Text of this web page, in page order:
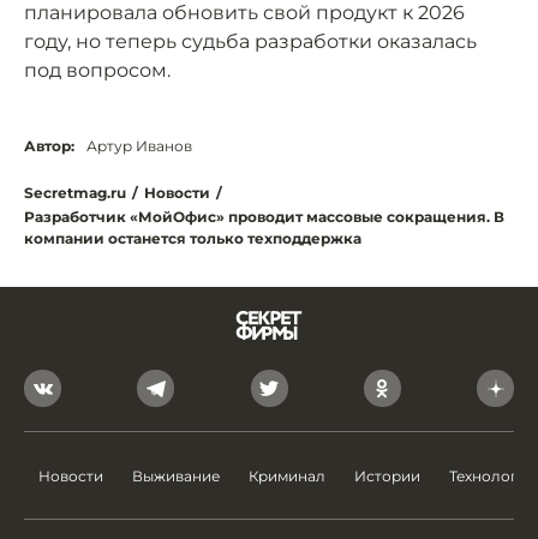
планировала обновить свой продукт к 2026
году, но теперь судьба разработки оказалась
под вопросом.
Автор: Артур Иванов
Secretmag.ru / Новости /
Разработчик «МойОфис» проводит массовые сокращения. В
компании останется только техподдержка
Новости Выживание Криминал Истории Технологии